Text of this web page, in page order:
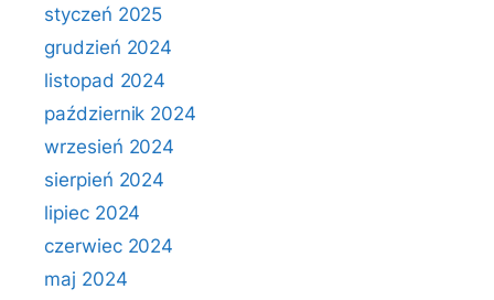
styczeń 2025
grudzień 2024
listopad 2024
październik 2024
wrzesień 2024
sierpień 2024
lipiec 2024
czerwiec 2024
maj 2024